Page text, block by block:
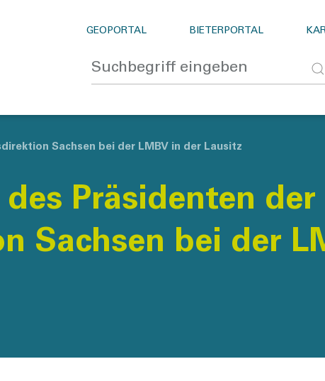
GEOPORTAL BIETERPORTAL
Sachsen bei der LMBV in der Lausitz
Präsidenten der
Sachsen bei der